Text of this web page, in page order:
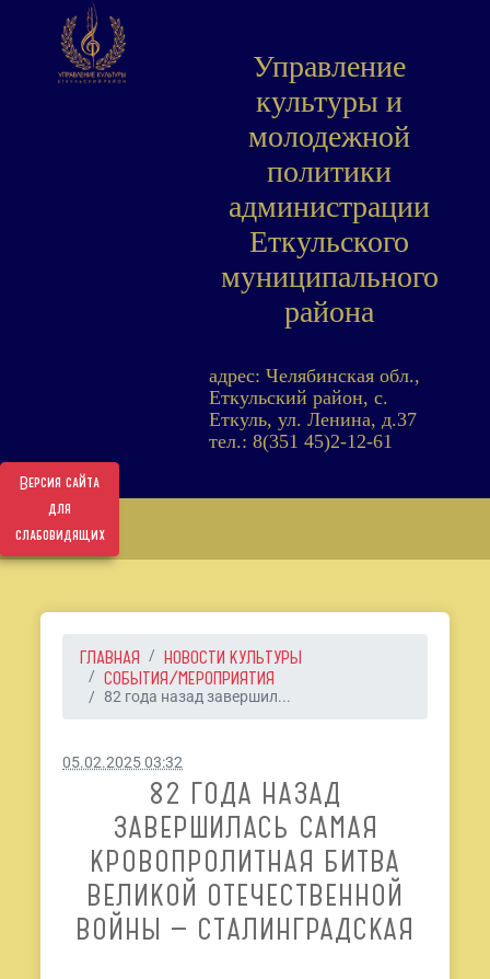
Версия сайта
для
слабовидящих
Управление
культуры и
молодежной
политики
администрации
Еткульского
муниципального
района
адрес: Челябинская обл.,
Еткульский район, с.
Еткуль, ул. Ленина, д.37
тел.: 8(351 45)2-12-61
ГЛАВНАЯ
НОВОСТИ КУЛЬТУРЫ
СОБЫТИЯ/МЕРОПРИЯТИЯ
82 года назад завершил...
05.02.2025 03:32
82 ГОДА НАЗАД
ЗАВЕРШИЛАСЬ САМАЯ
КРОВОПРОЛИТНАЯ БИТВА
ВЕЛИКОЙ ОТЕЧЕСТВЕННОЙ
ВОЙНЫ — СТАЛИНГРАДСКАЯ